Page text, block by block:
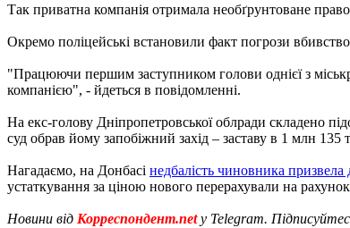
Так приватна компанія отримала необґрунтоване
Окремо поліцейські встановили факт погрози
"Працюючи першим заступником голови однієї з
компанією", - йдеться в повідомленні.
На екс-голову Дніпропетровської облради складено
суд обрав йому запобіжний захід – заставу в 1 млн 135
Нагадаємо, на Донбасі недбалість чиновника
устаткування за ціною нового перерахували на
Новини від Корреспондент.netу Telegram.